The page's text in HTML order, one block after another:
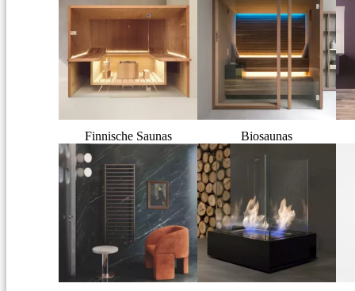
Finnische Saunas Biosaunas